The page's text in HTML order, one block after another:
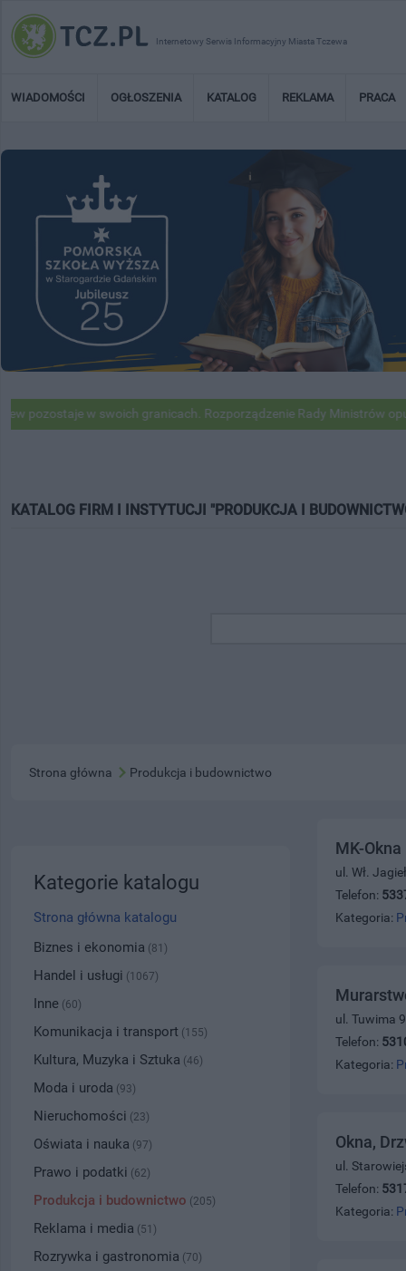
Internetowy Serwis Informacyjny Miasta Tczewa
WIADOMOŚCI OGŁOSZENIA KATALOG REKLAMA PRACA
w swoich granicach. Rozporządzenie Rady Ministrów
KATALOG FIRM I INSTYTUCJI "PRODUKCJA I
Strona główna Produkcja i budownictwo
MK-Okna
ul. Wł.
Telefon:
Kategoria:
ul. Tuwima
Telefon:
Kategoria:
Okna,
ul.
Telefon:
Kategoria:
Kategorie katalogu
Strona główna katalogu
Biznes i ekonomia (81)
Handel i usługi (1067)
Inne (60)
Komunikacja i transport (155)
Kultura, Muzyka i Sztuka (46)
Moda i uroda (93)
Nieruchomości (23)
Oświata i nauka (97)
Prawo i podatki (62)
Produkcja i budownictwo (205)
Reklama i media (51)
Rozrywka i gastronomia (70)